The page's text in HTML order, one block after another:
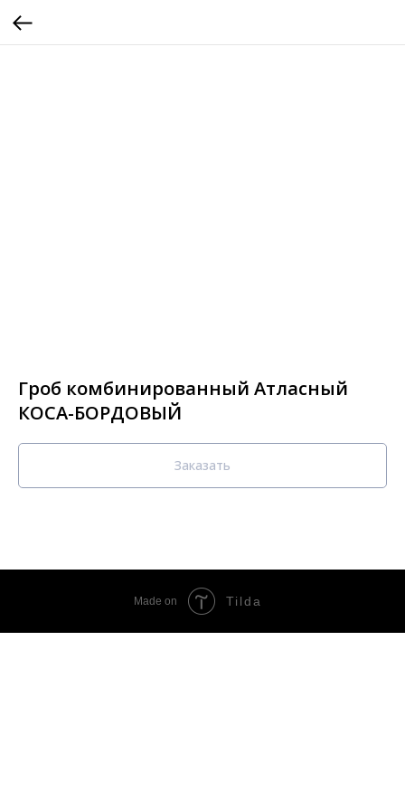
Гроб комбинированный Атласный
КОСА-БОРДОВЫЙ
Заказать
Made on Tilda